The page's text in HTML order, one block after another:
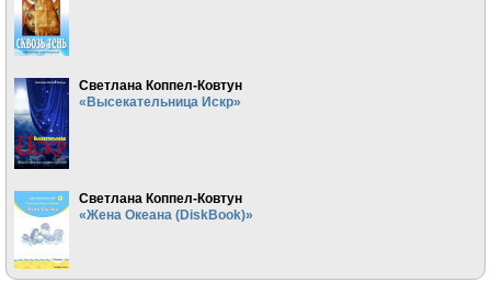
Светлана Коппел-Ковтун
«Высекательница Искр»
Светлана Коппел-Ковтун
«Жена Океана (DiskBook)»